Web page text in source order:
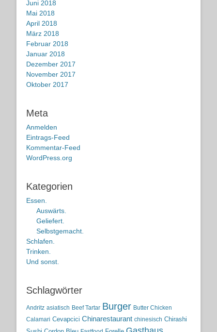
Juni 2018
Mai 2018
April 2018
März 2018
Februar 2018
Januar 2018
Dezember 2017
November 2017
Oktober 2017
Meta
Anmelden
Eintrags-Feed
Kommentar-Feed
WordPress.org
Kategorien
Essen.
Auswärts.
Geliefert.
Selbstgemacht.
Schlafen.
Trinken.
Und sonst.
Schlagwörter
Andritz asiatisch Beef Tartar Burger Butter Chicken
Calamari Cevapcici Chinarestaurant chinesisch Chirashi